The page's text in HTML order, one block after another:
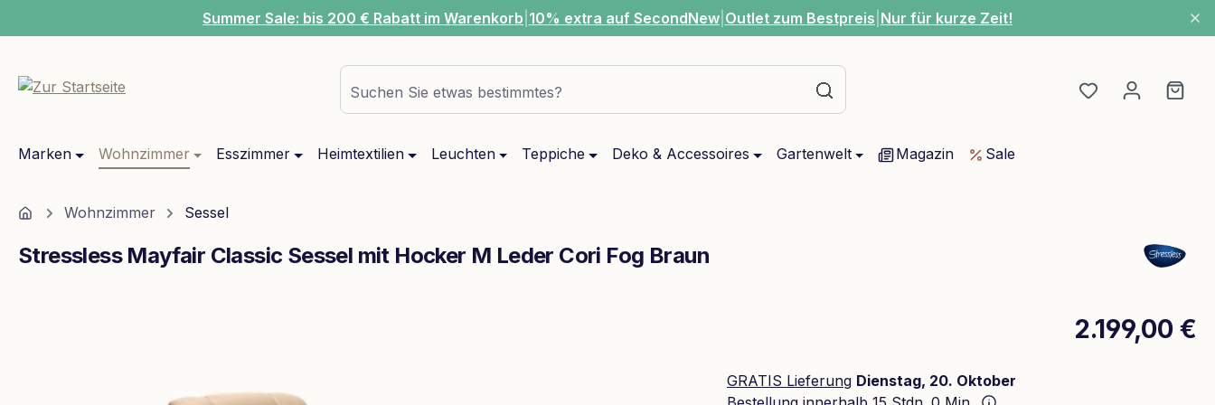
Zur Hauptnavigation springenSummer Sale: bis 200 € Rabatt im Warenkorb 10% extra auf SecondNew Outlet zum Bestpreis Nur für kurze Zeit!
Suchen Sie etwas bestimmtes? Du hast 0
Marken Wohnzimmer Esszimmer Heimtextilien Leuchten Teppiche Deko & Accessoires Gartenwelt Magazin Sale
HomeWohnzimmer Sessel
Stressless Mayfair Classic Sessel mit Hocker M Leder Cori Fog Braun
2.199,00 €
GRATIS Lieferung Dienstag, 20. Oktober